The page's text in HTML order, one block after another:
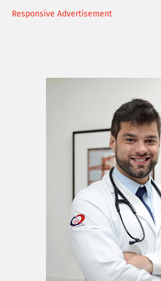
Responsive Advertisement